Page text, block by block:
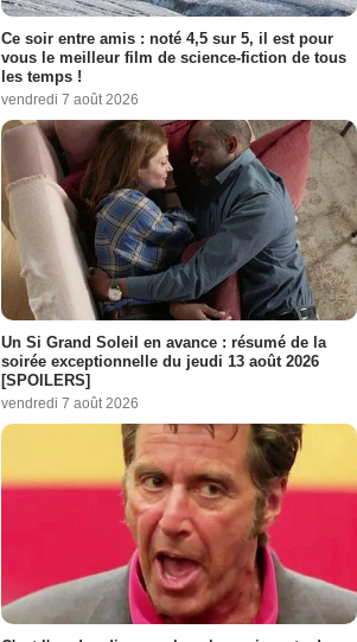
Ce soir entre amis : noté 4,5 sur 5, il est pour
vous le meilleur film de science-fiction de tous
les temps !
vendredi 7 août 2026
Un Si Grand Soleil en avance : résumé de la
soirée exceptionnelle du jeudi 13 août 2026
[SPOILERS]
vendredi 7 août 2026